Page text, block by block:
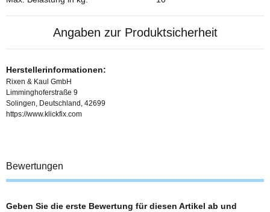
Angaben zur Produktsicherheit
Herstellerinformationen:
Rixen & Kaul GmbH
Limminghoferstraße 9
Solingen, Deutschland, 42699
https://www.klickfix.com
Bewertungen
Geben Sie die erste Bewertung für diesen Artikel ab und